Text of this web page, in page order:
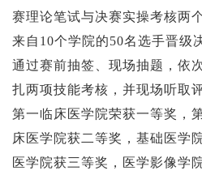
赛理论笔试与决赛实操考核两
来自 10个学院的50名选手晋级
通过赛前抽签、现场抽题，依
扎两项技能考核，并现场听取
第一临床医学院荣获一等奖，
床医学院获二等奖，基础医学
医学院获三等奖，医学影像学